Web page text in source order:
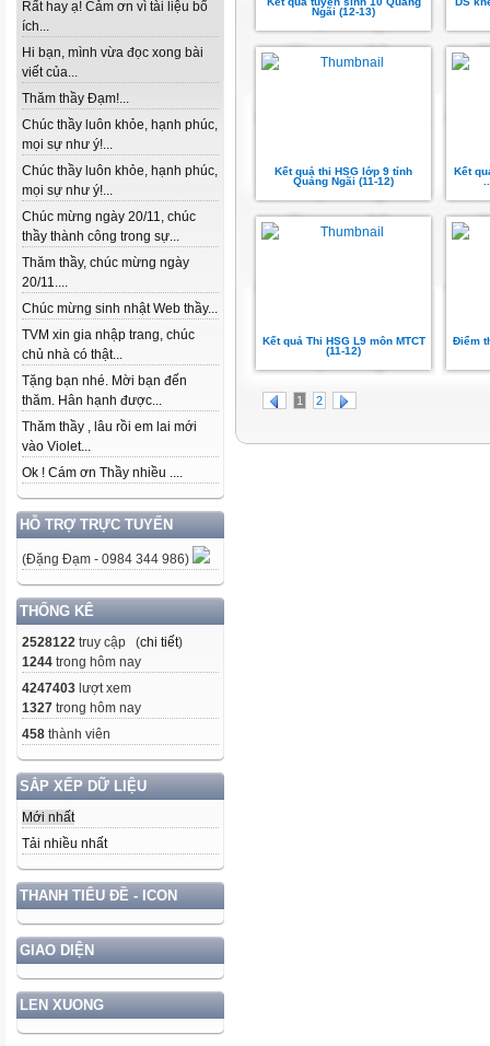
Rất hay ạ! Cảm ơn vì tài liệu bổ
ích...
Hi bạn, mình vừa đọc xong bài
viết của...
Thăm thầy Đạm!...
Chúc thầy luôn khỏe, hạnh phúc,
mọi sự như ý!...
Chúc thầy luôn khỏe, hạnh phúc,
mọi sự như ý!...
Chúc mừng ngày 20/11, chúc
thầy thành công trong sự...
Thăm thầy, chúc mừng ngày
20/11....
Chúc mừng sinh nhật Web thầy...
TVM xin gia nhập trang, chúc
chủ nhà có thật...
Tặng bạn nhé. Mời bạn đến
thăm. Hân hạnh được...
Thăm thầy , lâu rồi em lai mới
vào Violet...
Ok ! Cám ơn Thầy nhiều ....
HỖ TRỢ TRỰC TUYẾN
(Đặng Đạm - 0984 344 986)
THỐNG KÊ
2528122 truy cập (chi tiết)
1244 trong hôm nay
4247403 lượt xem
1327 trong hôm nay
458 thành viên
SẮP XẾP DỮ LIỆU
Mới nhất
Tải nhiều nhất
THANH TIÊU ĐỀ - ICON
GIAO DIỆN
LEN XUONG
Ngãi (12-13)
Kết quả thi HSG lớp 9 tỉnh
Quảng Ngãi (11-12)
Kết
Kết quả Thi HSG L9 môn MTCT
(11-12)
Điểm
1 2